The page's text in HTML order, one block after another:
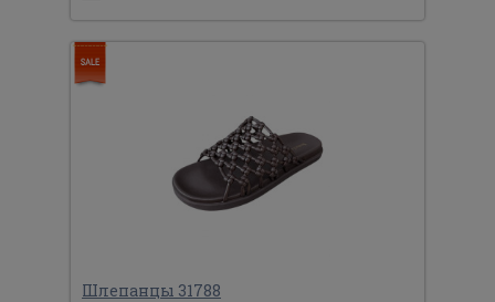
Шлепанцы 31788